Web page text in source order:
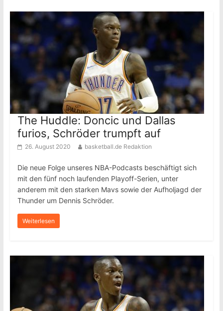
The Huddle: Doncic und Dallas
furios, Schröder trumpft auf
26. August 2020 basketball.de Redaktion
Die neue Folge unseres NBA-Podcasts beschäftigt sich
mit den fünf noch laufenden Playoff-Serien, unter
anderem mit den starken Mavs sowie der Aufholjagd der
Thunder um Dennis Schröder.
Weiterlesen